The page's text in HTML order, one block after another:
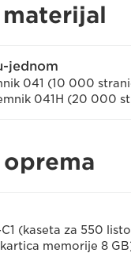
jednom
041 (10 000
041H (20 000
(kaseta za 550
kartica memorije 8